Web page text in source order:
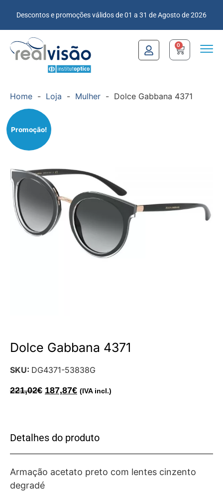
Descontos e promoções válidos de 01 a 31 de Agosto de 2026
0
Home - Loja - Mulher - Dolce Gabbana 4371
Promoção!
Dolce Gabbana 4371
SKU: DG4371-53838G
221,02€ 187,87€ (IVA incl.)
Detalhes do produto
Armação acetato preto com lentes cinzento
degradé